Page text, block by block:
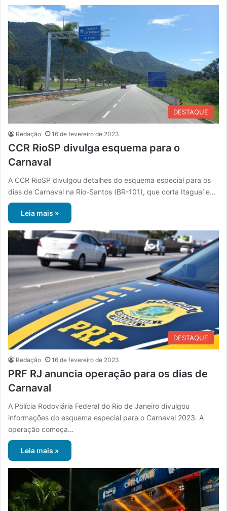
DESTAQUE
Redação 16 de fevereiro de 2023
CCR RioSP divulga esquema para o
Carnaval
A CCR RioSP divulgou detalhes do esquema especial para os
dias de Carnaval na Rio-Santos (BR-101), que corta Itaguaí e…
Leia mais »
DESTAQUE
Redação 16 de fevereiro de 2023
PRF RJ anuncia operação para os dias de
Carnaval
A Polícia Rodoviária Federal do Rio de Janeiro divulgou
informações do esquema especial para o Carnaval 2023. A
operação começa…
Leia mais »